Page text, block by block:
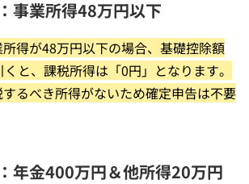
事業所得48万円以下
得が48万円以下の場合、基礎控除額
と、課税所得は「0円」となります。
るべき所得がないため確定申告は不要
年金400万円＆他所得20万円